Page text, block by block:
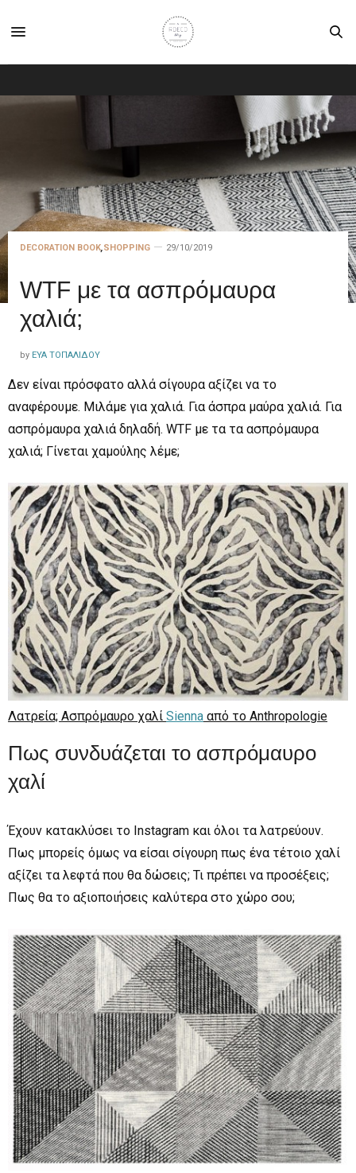
DECORATION BOOK,SHOPPING 29/10/2019
WTF με τα ασπρόμαυρα
χαλιά;
by ΕΎΑ ΤΟΠΑΛΊΔΟΥ
Δεν είναι πρόσφατο αλλά σίγουρα αξίζει να το
αναφέρουμε. Μιλάμε για χαλιά. Για άσπρα μαύρα χαλιά. Για
ασπρόμαυρα χαλιά δηλαδή. WTF με τα τα ασπρόμαυρα
χαλιά; Γίνεται χαμούλης λέμε;
Λατρεία; Ασπρόμαυρο χαλί Sienna από το Anthropologie
Πως συνδυάζεται το ασπρόμαυρο
χαλί
Έχουν κατακλύσει το Instagram και όλοι τα λατρεύουν.
Πως μπορείς όμως να είσαι σίγουρη πως ένα τέτοιο χαλί
αξίζει τα λεφτά που θα δώσεις; Τι πρέπει να προσέξεις;
Πως θα το αξιοποιήσεις καλύτερα στο χώρο σου;